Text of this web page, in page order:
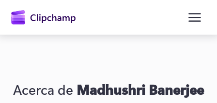
principal
Acerca de Madhushri Banerjee